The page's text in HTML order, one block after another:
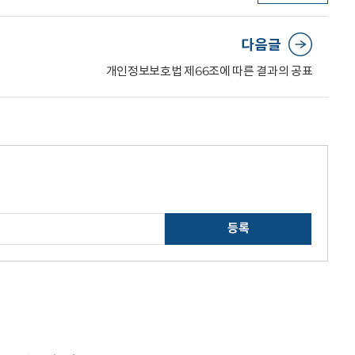
다음글
개인정보보호법 제66조에 따른 결과의 공표
등록